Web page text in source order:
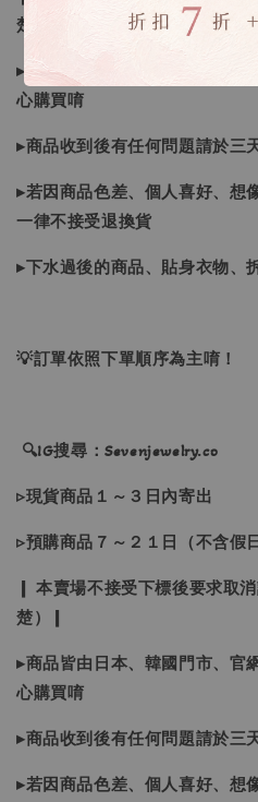
楚）❙
▸商品皆由日本、韓國門市、官
心購買唷
▸商品收到後有任何問題請於三
▸若因商品色差、個人喜好、想
一律不接受退換貨
▸下水過後的商品、貼身衣物、
💡訂單依照下單順序為主唷！
🔍IG搜尋：Sevenjewelry.co
▹現貨商品１～３日內寄出
▹預購商品７～２１日（不含假
❙ 本賣場不接受下標後要求取
楚）❙
▸商品皆由日本、韓國門市、官
心購買唷
▸商品收到後有任何問題請於三
▸若因商品色差、個人喜好、想